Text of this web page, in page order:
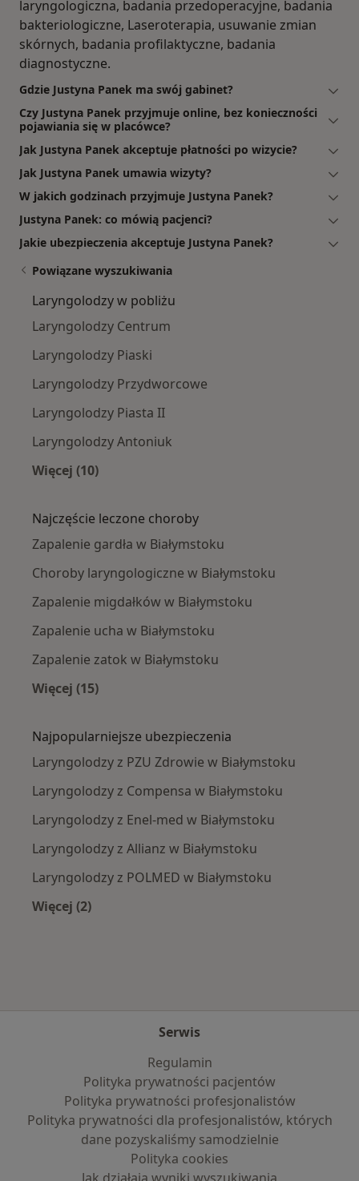
laryngologiczna, badania przedoperacyjne, badania
bakteriologiczne, Laseroterapia, usuwanie zmian
skórnych, badania profilaktyczne, badania
diagnostyczne.
Gdzie Justyna Panek ma swój gabinet?
Czy Justyna Panek przyjmuje online, bez konieczności
pojawiania się w placówce?
Jak Justyna Panek akceptuje płatności po wizycie?
Jak Justyna Panek umawia wizyty?
W jakich godzinach przyjmuje Justyna Panek?
Justyna Panek: co mówią pacjenci?
Jakie ubezpieczenia akceptuje Justyna Panek?
Powiązane wyszukiwania
Laryngolodzy w pobliżu
Laryngolodzy Centrum
Laryngolodzy Piaski
Laryngolodzy Przydworcowe
Laryngolodzy Piasta II
Laryngolodzy Antoniuk
Więcej (10)
Najczęście leczone choroby
Zapalenie gardła w Białymstoku
Choroby laryngologiczne w Białymstoku
Zapalenie migdałków w Białymstoku
Zapalenie ucha w Białymstoku
Zapalenie zatok w Białymstoku
Więcej (15)
Najpopularniejsze ubezpieczenia
Laryngolodzy z PZU Zdrowie w Białymstoku
Laryngolodzy z Compensa w Białymstoku
Laryngolodzy z Enel-med w Białymstoku
Laryngolodzy z Allianz w Białymstoku
Laryngolodzy z POLMED w Białymstoku
Więcej (2)
Serwis
Regulamin
Polityka prywatności pacjentów
Polityka prywatności profesjonalistów
Polityka prywatności dla profesjonalistów, których
dane pozyskaliśmy samodzielnie
Polityka cookies